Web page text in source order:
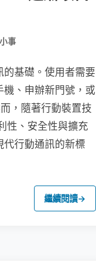
事
基礎。使用者需要
、申辦新門號，或
，隨著行動裝置技
性、安全性與擴充
行動通訊的新標
繼續閱讀→